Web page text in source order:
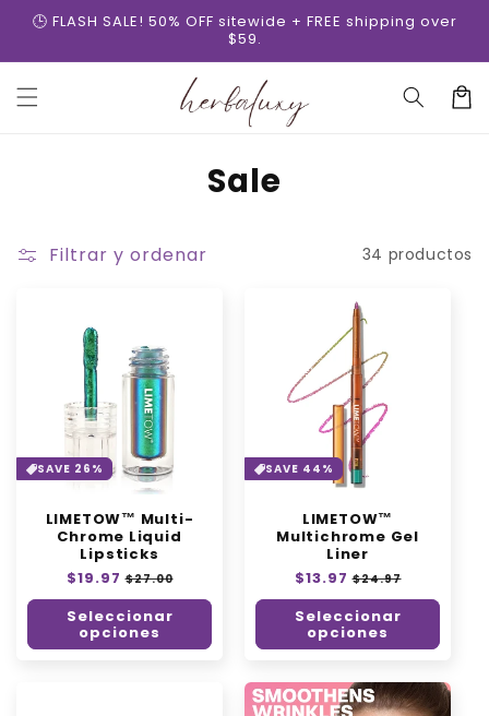
🕒 FLASH SALE! 50% OFF sitewide + FREE shipping over
$59.
C
Sale
Filtrar y ordenar 34 productos
SAVE 26%
LIMETOW™ Multi-
Chrome Liquid
Lipsticks
Precio
habitual
$19.97 Precio
de
oferta
$27.00
Seleccionar
opciones
SAVE 44%
LIMETOW™
Multichrome Gel
Liner
Precio
habitual
$13.97 Precio
de
oferta
$24.97
Seleccionar
opciones